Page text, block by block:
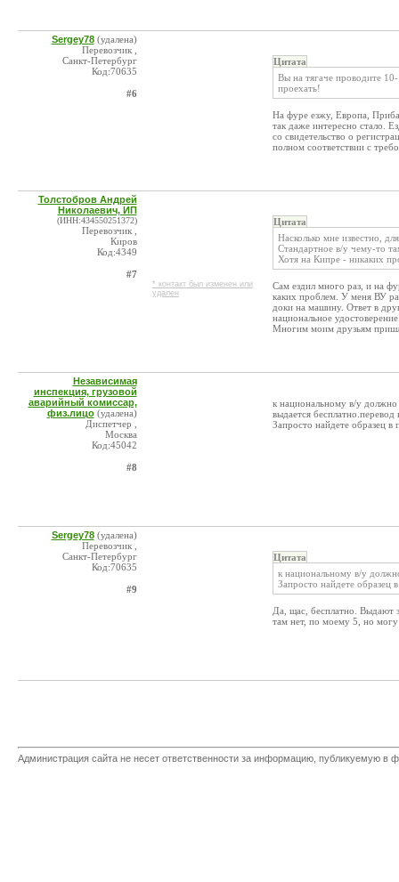
Sergey78 (удалена)
Перевозчик ,
Санкт-Петербург
Код:70635
#6
Цитата
Вы на тягаче проводите
проехать!
На фуре езжу, Европа,
так даже интересно стало.
со свидетельство о
полном соответствии с
Толстобров Андрей
Николаевич, ИП
(ИНН:434550251372)
Перевозчик ,
Киров
Код:4349
#7
* контакт был изменен или
удален
Цитата
Насколько мне известно,
Стандартное в/у чему-то
Хотя на Кипре - никаких
Сам ездил много раз, и на
каких проблем. У меня ВУ
доки на машину. Ответ в
национальное
Многим моим друзьям
Независимая
инспекция, грузовой
аварийный комиссар,
физ.лицо (удалена)
Диспетчер ,
Москва
Код:45042
#8
к национальному в/y
выдается бесплатно.перевод
Запросто найдете образец в
Sergey78 (удалена)
Перевозчик ,
Санкт-Петербург
Код:70635
#9
Цитата
к национальному в/y
Запросто найдете образец
Да, щас, бесплатно. Выдают
там нет, по моему 5, но
Администрация сайта не несет ответственности за информацию, публикуемую